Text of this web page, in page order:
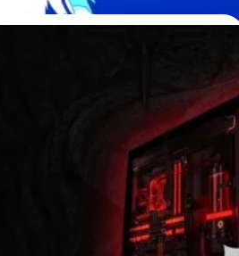
เปญบริจาคเลือด ลุ้นรับ PC
มเปญ Blood Harvest ให้ผู้เล่นใน
ากกว่า 18 ปี สามารถบริจาคเลือดที่
อมูลผ่านเว็บไซต์ Diablo IV เพื่อรับ
ลุ้นรับ PC ที่มีตัวระบายความร้อนด้วย
ต่วันที่ 20 ตุลาคมจนถึง 20 พฤศจิกายน